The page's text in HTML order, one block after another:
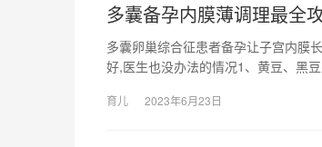
多囊备孕内膜薄调理最全
多囊卵巢综合征患者备孕让子宫内膜
好,医生也没办法的情况1、黄豆、黑
育儿 2023年6月23日